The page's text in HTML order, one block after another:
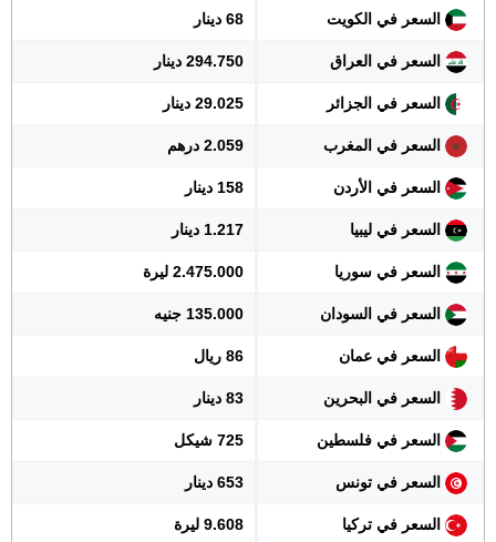
السعر في الكويت 68 دينار
السعر في العراق 294.750 دينار
السعر في الجزائر 29.025 دينار
السعر في المغرب 2.059 درهم
السعر في الأردن 158 دينار
السعر في ليبيا 1.217 دينار
السعر في سوريا 2.475.000 ليرة
السعر في السودان 135.000 جنيه
السعر في عمان 86 ريال
السعر في البحرين 83 دينار
السعر في فلسطين 725 شيكل
السعر في تونس 653 دينار
السعر في تركيا 9.608 ليرة